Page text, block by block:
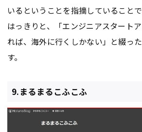
いるということを指摘していることで
はっきりと、「エンジニアスタート
れば、海外に行くしかない」と綴っ
す。
9.まるまるこふこふ